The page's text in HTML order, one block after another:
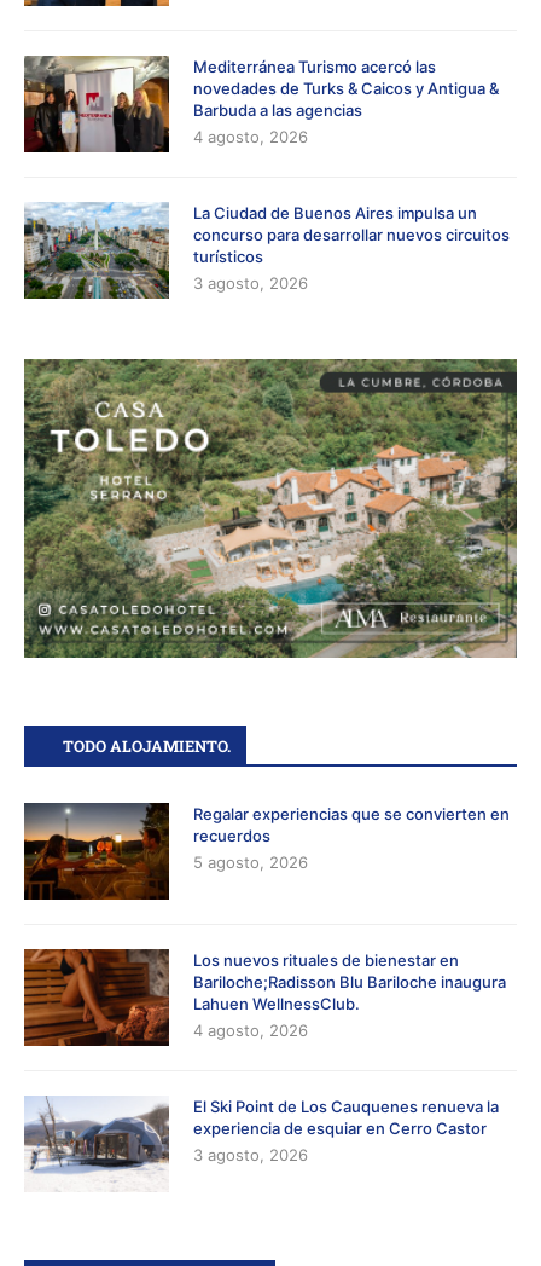
Mediterránea Turismo acercó las
novedades de Turks & Caicos y Antigua &
Barbuda a las agencias
4 agosto, 2026
La Ciudad de Buenos Aires impulsa un
concurso para desarrollar nuevos circuitos
turísticos
3 agosto, 2026
TODO ALOJAMIENTO.
Regalar experiencias que se convierten en
recuerdos
5 agosto, 2026
Los nuevos rituales de bienestar en
Bariloche;Radisson Blu Bariloche inaugura
Lahuen WellnessClub.
4 agosto, 2026
El Ski Point de Los Cauquenes renueva la
experiencia de esquiar en Cerro Castor
3 agosto, 2026